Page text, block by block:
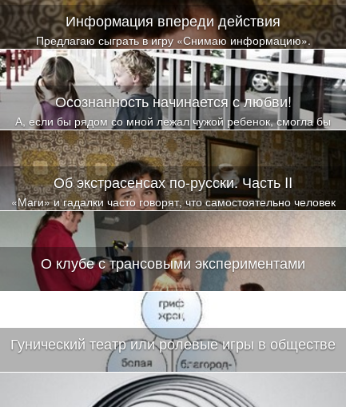
Информация впереди действия
Предлагаю сыграть в игру «Снимаю информацию».
Осознанность начинается с любви!
А, если бы рядом со мной лежал чужой ребенок, смогла бы
так? Так глубоко и искренне, от всего сердца любить?
Об экстрасенсах по-русски. Часть II
«Маги» и гадалки часто говорят, что самостоятельно человек
не может справиться с «порчами и проклятьями», а ритуалы у
обычного человека действовать не будут. Так ли это?
О клубе с трансовыми экспериментами
Гунический театр или ролевые игры в обществе